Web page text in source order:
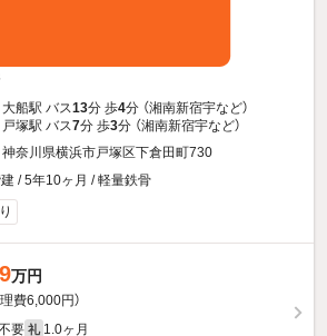
大船駅 バス13分 歩4分 （湘南新宿宇など）
戸塚駅 バス7分 歩3分 （湘南新宿宇など）
神奈川県横浜市戸塚区下倉田町730
/ 5年10ヶ月 / 軽量鉄骨
万円
理費6,000円）
要 礼 1.0ヶ月